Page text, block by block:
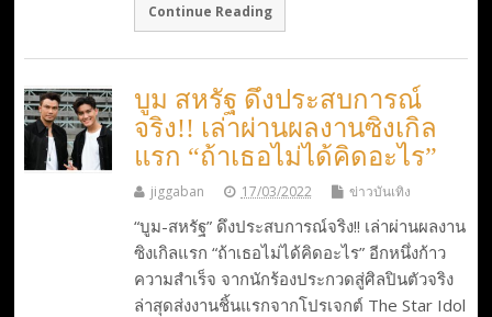
Continue Reading
บูม สหรัฐ ดึงประสบการณ์
จริง!! เล่าผ่านผลงานซิงเกิล
แรก “ถ้าเธอไม่ได้คิดอะไร”
jiggaban 17/03/2022 ข่าวบันเทิง
“บูม-สหรัฐ” ดึงประสบการณ์จริง!! เล่าผ่านผลงาน
ซิงเกิลแรก “ถ้าเธอไม่ได้คิดอะไร” อีกหนึ่งก้าว
ความสำเร็จ จากนักร้องประกวดสู่ศิลปินตัวจริง
ล่าสุดส่งงานชิ้นแรกจากโปรเจกต์ The Star Idol